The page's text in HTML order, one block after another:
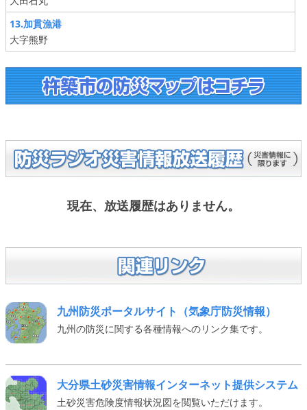
13.加貫漁港
大字熊野
現在、放送履歴はありません。
九州防災ポータルサイト（気象庁防災情報）
九州の防災に関する各種情報へのリンク集です。
大分県土砂災害情報インターネット提供システム
土砂災害危険度情報状況図を閲覧いただけます。